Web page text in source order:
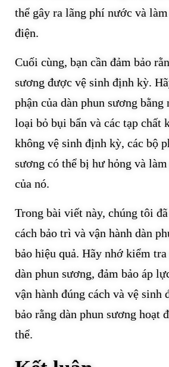
thể gây ra lãng phí nước và
điện.
Cuối cùng, bạn cần đảm bảo
sương được vệ sinh định kỳ.
phận của dàn phun sương bằng
loại bỏ bụi bẩn và các tạp chất
không vệ sinh định kỳ, các bộ
sương có thể bị hư hỏng và
của nó.
Trong bài viết này, chúng tôi
cách bảo trì và vận hành dàn
bảo hiệu quả. Hãy nhớ kiểm tra
dàn phun sương, đảm bảo áp
vận hành đúng cách và vệ sinh
bảo rằng dàn phun sương hoạt
thể.